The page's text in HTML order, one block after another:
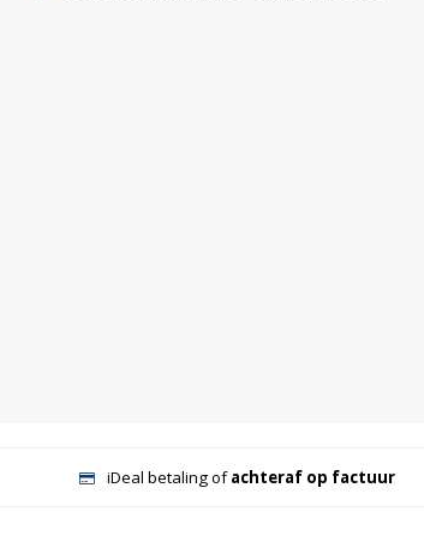
iDeal betaling ofachteraf op factuur